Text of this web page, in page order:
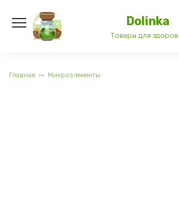
содержанию
Dolinka
Товары для
Главная Микроэлементы